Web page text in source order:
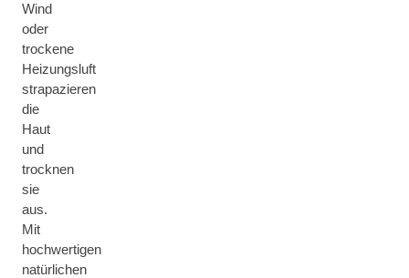
Wind
oder
trockene
Heizungsluft
strapazieren
die
Haut
und
trocknen
sie
aus.
Mit
hochwertigen
natürlichen